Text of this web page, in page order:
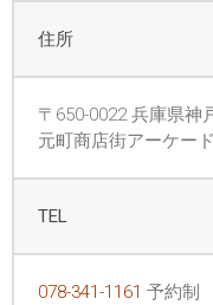
住所
〒650-0022 兵庫県神
元町商店街アーケー
TEL
078-341-1161 予約制